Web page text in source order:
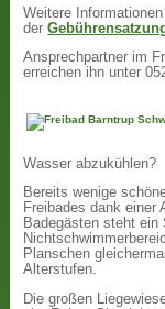
Weitere
der
Ansprechpartner im
erreichen ihn unter
Wasser abzukühlen?
Bereits wenige
Freibades dank einer
Badegästen steht ein
Planschen
Alterstufen.
Die großen